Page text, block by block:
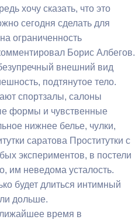
хочу сказать, что это
сегодня сделать для
ограниченность
Борис Албегов.
внешний вид
подтянутое тело.
спортзалы, салоны
формы и чувственные
нижнее белье, чулки,
саратова Проститутки с
экспериментов, в постели
им неведома усталость.
будет длиться интимный
дольше.
время в